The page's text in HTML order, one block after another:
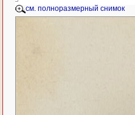
см. полноразмерный снимок